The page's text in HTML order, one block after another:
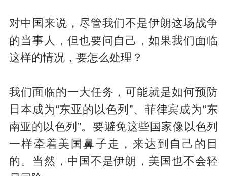
对中国来说，尽管我们不是伊朗这场战争
的当事人，但也要问自己，如果我们面临
这样的情况，要怎么处理？
我们面临的一大任务，可能就是如何预防
日本成为“东亚的以色列”、菲律宾成为“东
南亚的以色列”。要避免这些国家像以色列
一样牵着美国鼻子走，来达到自己的目
的。当然，中国不是伊朗，美国也不会轻